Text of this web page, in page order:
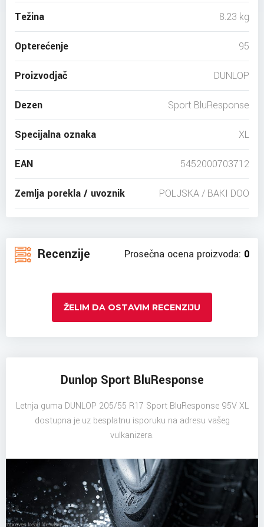
Težina 8.23 kg
Opterećenje 95
Proizvodjač DUNLOP
Dezen Sport BluResponse
Specijalna oznaka XL
EAN 5452000703712
Zemlja porekla / uvoznik POLJSKA / BAKI DOO
Recenzije Prosečna ocena proizvoda: 0
ŽELIM DA OSTAVIM RECENZIJU
Dunlop Sport BluResponse
Letnja guma DUNLOP 205/55 R17 Sport BluResponse 95V XL
dostupna je uz besplatnu isporuku na adresu vašeg
vulkanizera.